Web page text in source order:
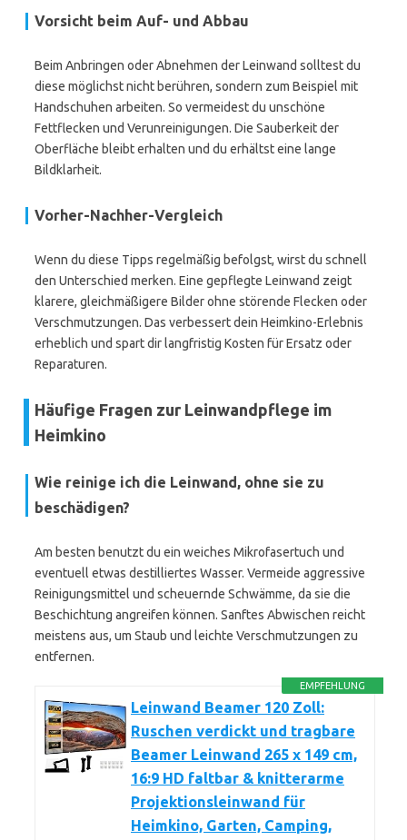
Vorsicht beim Auf- und Abbau
Beim Anbringen oder Abnehmen der Leinwand solltest du
diese möglichst nicht berühren, sondern zum Beispiel mit
Handschuhen arbeiten. So vermeidest du unschöne
Fettflecken und Verunreinigungen. Die Sauberkeit der
Oberfläche bleibt erhalten und du erhältst eine lange
Bildklarheit.
Vorher-Nachher-Vergleich
Wenn du diese Tipps regelmäßig befolgst, wirst du schnell
den Unterschied merken. Eine gepflegte Leinwand zeigt
klarere, gleichmäßigere Bilder ohne störende Flecken oder
Verschmutzungen. Das verbessert dein Heimkino-Erlebnis
erheblich und spart dir langfristig Kosten für Ersatz oder
Reparaturen.
Häufige Fragen zur Leinwandpflege im
Heimkino
Wie reinige ich die Leinwand, ohne sie zu
beschädigen?
Am besten benutzt du ein weiches Mikrofasertuch und
eventuell etwas destilliertes Wasser. Vermeide aggressive
Reinigungsmittel und scheuernde Schwämme, da sie die
Beschichtung angreifen können. Sanftes Abwischen reicht
meistens aus, um Staub und leichte Verschmutzungen zu
entfernen.
EMPFEHLUNG
Leinwand Beamer 120 Zoll:
Ruschen verdickt und tragbare
Beamer Leinwand 265 x 149 cm,
16:9 HD faltbar & knitterarme
Projektionsleinwand für
Heimkino, Garten, Camping,